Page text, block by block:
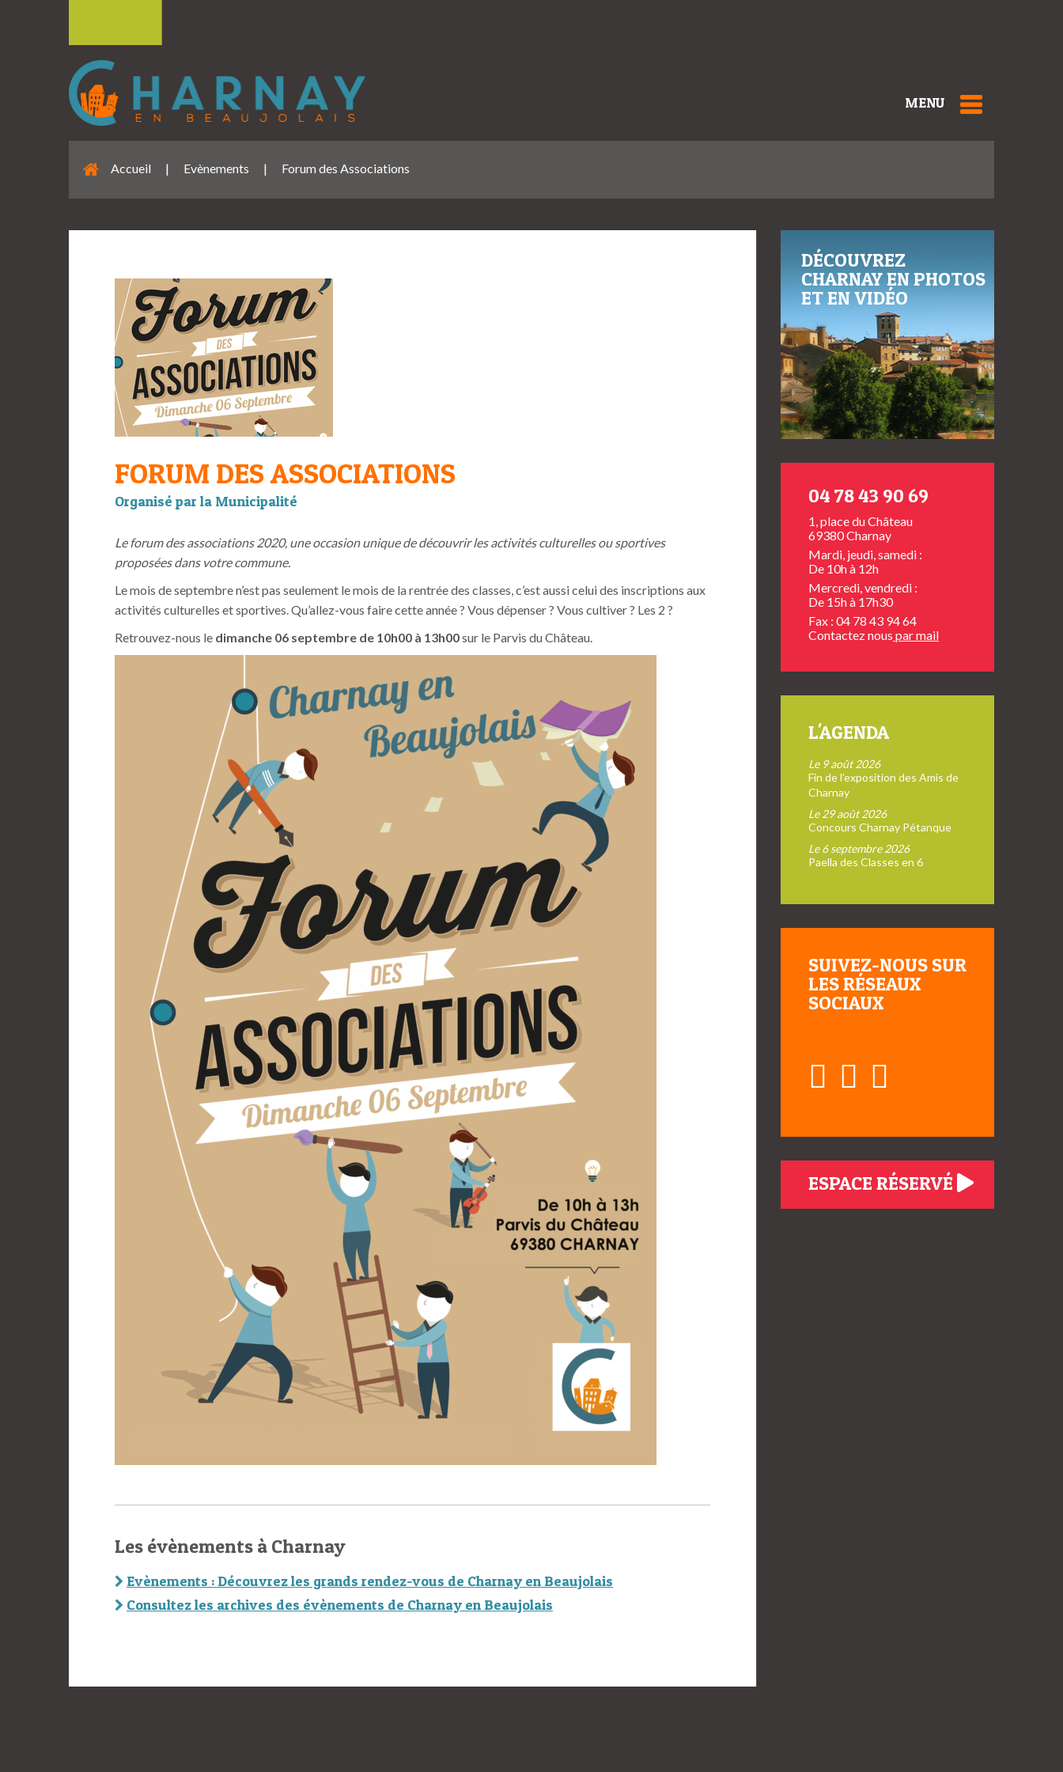
MENU
Accueil | Evènements | Forum des Associations
FORUM DES ASSOCIATIONS
Organisé par la Municipalité
Le forum des associations 2020, une occasion unique de découvrir les activités culturelles ou sportives
proposées dans votre commune.
Le mois de septembre n’est pas seulement le mois de la rentrée des classes, c’est aussi celui des inscriptions aux
activités culturelles et sportives. Qu’allez-vous faire cette année ? Vous dépenser ? Vous cultiver ? Les 2 ?
Retrouvez-nous le dimanche 06 septembre de 10h00 à 13h00sur le Parvis du Château.
Les évènements à Charnay
Evènements : Découvrez les grands rendez-vous de Charnay en Beaujolais
Consultez les archives des évènements de Charnay en Beaujolais
DÉCOUVREZ
CHARNAY EN PHOTOS
ET EN VIDÉO
04 78 43 90 69
1, place du Château
69380 Charnay
Mardi, jeudi, samedi :
De 10h à 12h
Mercredi, vendredi :
De 15h à 17h30
Fax : 04 78 43 94 64
Contactez nous par mail
L'AGENDA
Le 9 août 2026
Fin de l’exposition des Amis de
Charnay
Le 29 août 2026
Concours Charnay Pétanque
Le 6 septembre 2026
Paella des Classes en 6
SUIVEZ-NOUS SUR
LES RÉSEAUX
SOCIAUX
ESPACE RÉSERVÉ